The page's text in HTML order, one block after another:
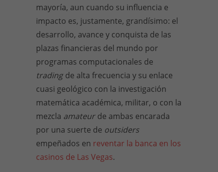
mayoría, aun cuando su influencia e
impacto es, justamente, grandísimo: el
desarrollo, avance y conquista de las
plazas financieras del mundo por
programas computacionales de
trading de alta frecuencia y su enlace
cuasi geológico con la investigación
matemática académica, militar, o con la
mezcla amateur de ambas encarada
por una suerte de outsiders
empeñados en reventar la banca en los
casinos de Las Vegas.